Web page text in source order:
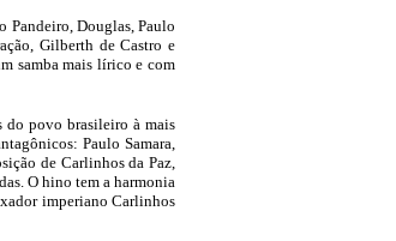
Pandeiro, Douglas, Paulo
Gilberth de Castro e
samba mais lírico e com
do povo brasileiro à mais
Paulo Samara,
de Carlinhos da Paz,
O hino tem a harmonia
imperiano Carlinhos